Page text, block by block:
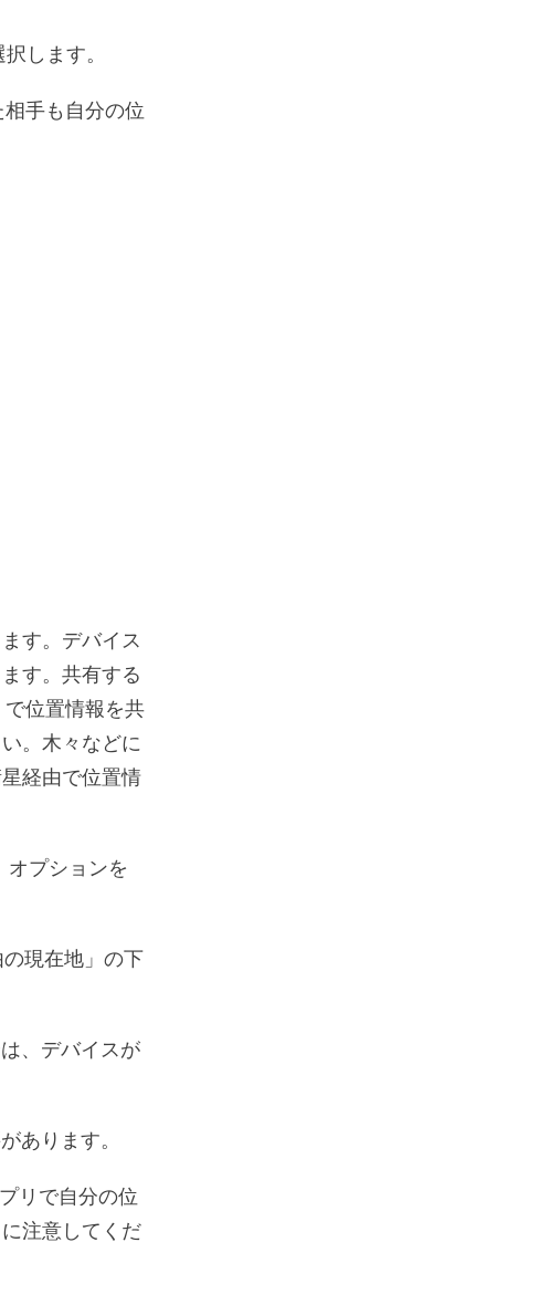
します。
手も自分の位
す。デバイス
す。共有する
位置情報を共
。木々などに
経由で位置情
オプションを
現在地」の下
、デバイスが
あります。
リで自分の位
注意してくだ